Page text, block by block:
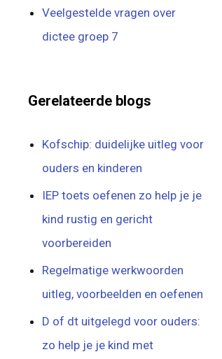
Veelgestelde vragen over
dictee groep 7
Gerelateerde blogs
Kofschip: duidelijke uitleg voor
ouders en kinderen
IEP toets oefenen zo help je je
kind rustig en gericht
voorbereiden
Regelmatige werkwoorden
uitleg, voorbeelden en oefenen
D of dt uitgelegd voor ouders:
zo help je je kind met